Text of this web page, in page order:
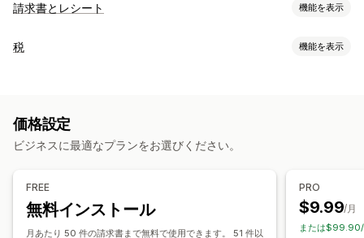
請求書とレシート 機能を表示
ドキュメントタイプ
カスタマイズ
色とフォント
ブランディング フィールド
複数通貨
ファイル管理
一括ダウンロード ファイル名の指定 メールオートメーション
税 機能を表示
税計算
レポートと申告
複数都道府県/州への申告 SST申告
データのエクスポート
価格設定
ビジネスに最適なプランをお選びください。
FREE
無料インストール
月あたり 50 件の請求書まで無料で使用できます。 51 件以
PRO
$9.99/月
または$99.90/